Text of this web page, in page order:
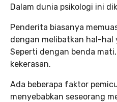
Dalam dunia psikologi ini
Penderita biasanya
dengan melibatkan hal-hal
Seperti dengan benda
kekerasan.
Ada beberapa faktor
menyebabkan seseorang